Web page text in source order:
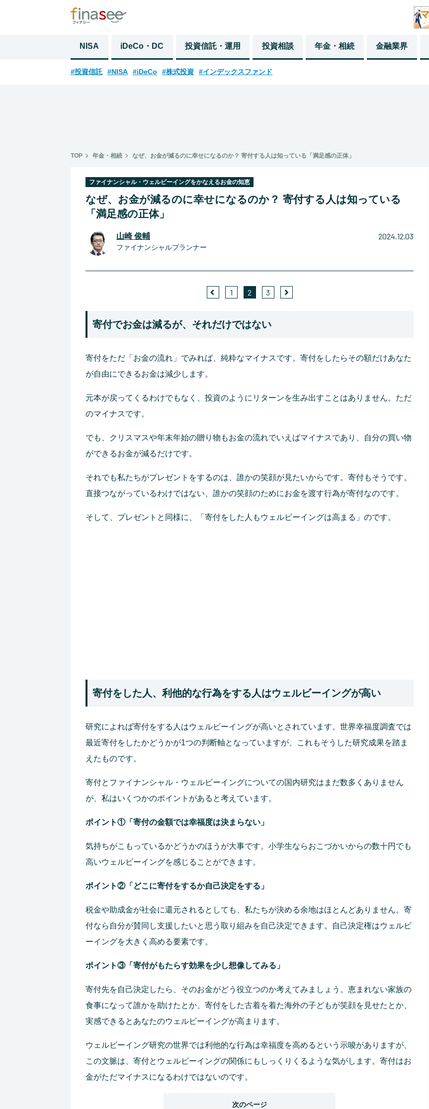
NISA iDeCo・DC 投資信託・運用 投資相談 年金・相続 金融業界
#投資信託 #NISA #iDeCo #株式投資 #インデックスファンド
TOP 年金・相続 なぜ、お金が減るのに幸せになるのか？ 寄付する人は知っている「満足感の正体」
ファイナンシャル・ウェルビーイングをかなえるお金の知恵
なぜ、お金が減るのに幸せになるのか？ 寄付する人は知っている
「満足感の正体」
山崎 俊輔
ファイナンシャルプランナー
2024.12.03
1 2 3
寄付でお金は減るが、それだけではない
寄付をただ「お金の流れ」でみれば、純粋なマイナスです。寄付をしたらその額だけあなた
が自由にできるお金は減少します。
元本が戻ってくるわけでもなく、投資のようにリターンを生み出すことはありません。ただ
のマイナスです。
でも、クリスマスや年末年始の贈り物もお金の流れでいえばマイナスであり、自分の買い物
ができるお金が減るだけです。
それでも私たちがプレゼントをするのは、誰かの笑顔が見たいからです。寄付もそうです。
直接つながっているわけではない、誰かの笑顔のためにお金を渡す行為が寄付なのです。
そして、プレゼントと同様に、「寄付をした人もウェルビーイングは高まる」のです。
寄付をした人、利他的な行為をする人はウェルビーイングが高い
研究によれば寄付をする人はウェルビーイングが高いとされています。世界幸福度調査では
最近寄付をしたかどうかが1つの判断軸となっていますが、これもそうした研究成果を踏ま
えたものです。
寄付とファイナンシャル・ウェルビーイングについての国内研究はまだ数多くありません
が、私はいくつかのポイントがあると考えています。
ポイント①「寄付の金額では幸福度は決まらない」
気持ちがこもっているかどうかのほうが大事です。小学生ならおこづかいからの数十円でも
高いウェルビーイングを感じることができます。
ポイント②「どこに寄付をするか自己決定をする」
税金や助成金が社会に還元されるとしても、私たちが決める余地はほとんどありません。寄
付なら自分が賛同し支援したいと思う取り組みを自己決定できます。自己決定権はウェルビ
ーイングを大きく高める要素です。
ポイント③「寄付がもたらす効果を少し想像してみる」
寄付先を自己決定したら、そのお金がどう役立つのか考えてみましょう。恵まれない家族の
食事になって誰かを助けたとか、寄付をした古着を着た海外の子どもが笑顔を見せたとか、
実感できるとあなたのウェルビーイングが高まります。
ウェルビーイング研究の世界では利他的な行為は幸福度を高めるという示唆がありますが、
この文脈は、寄付とウェルビーイングの関係にもしっくりくるような気がします。寄付はお
金がただマイナスになるわけではないのです。
次のページ